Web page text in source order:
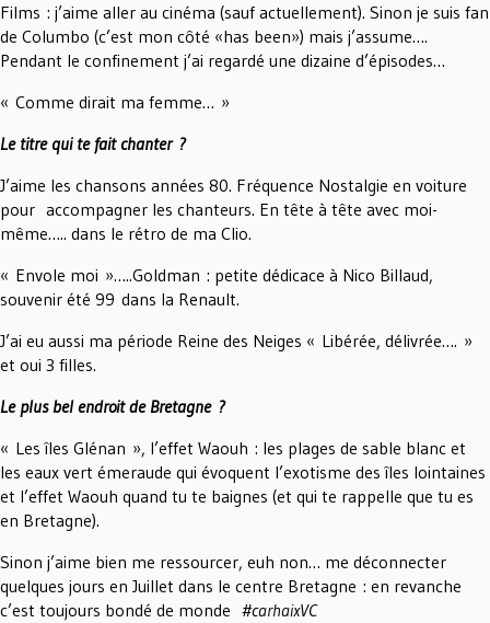
Films : j’aime aller au cinéma (sauf actuellement). Sinon je suis fan
de Columbo (c’est mon côté «has been») mais j’assume….
Pendant le confinement j’ai regardé une dizaine d’épisodes…
« Comme dirait ma femme… »
Le titre qui te fait chanter ?
J’aime les chansons années 80. Fréquence Nostalgie en voiture
pour accompagner les chanteurs. En tête à tête avec moi-
même….. dans le rétro de ma Clio.
« Envole moi »…..Goldman : petite dédicace à Nico Billaud,
souvenir été 99 dans la Renault.
J’ai eu aussi ma période Reine des Neiges « Libérée, délivrée…. »
et oui 3 filles.
Le plus bel endroit de Bretagne ?
« Les îles Glénan », l’effet Waouh : les plages de sable blanc et
les eaux vert émeraude qui évoquent l’exotisme des îles lointaines
et l’effet Waouh quand tu te baignes (et qui te rappelle que tu es
en Bretagne).
Sinon j’aime bien me ressourcer, euh non… me déconnecter
quelques jours en Juillet dans le centre Bretagne : en revanche
c’est toujours bondé de monde #carhaixVC